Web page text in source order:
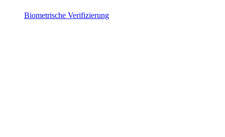
Biometrische Verifizierung